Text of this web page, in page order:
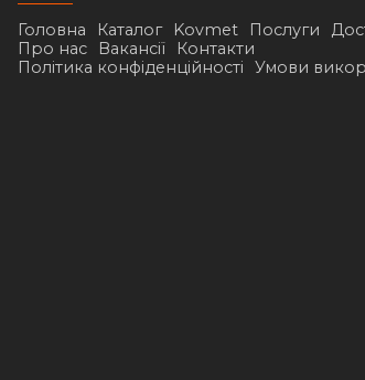
Головна Каталог Kovmet Послуги
Про нас
Вакансії
Контакти
Політика конфіденційності
Умови